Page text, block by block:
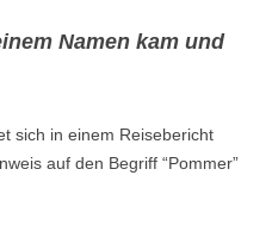
Namen kam und
sich in einem Reisebericht
auf den Begriff “Pommer”